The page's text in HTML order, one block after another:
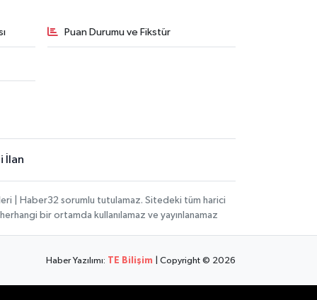
Puan Durumu ve Fikstür
İlan
| Haber32 sorumlu tutulamaz. Sitedeki tüm harici
bir ortamda kullanılamaz ve yayınlanamaz
Haber Yazılımı: TE Bilişim | Copyright © 2026